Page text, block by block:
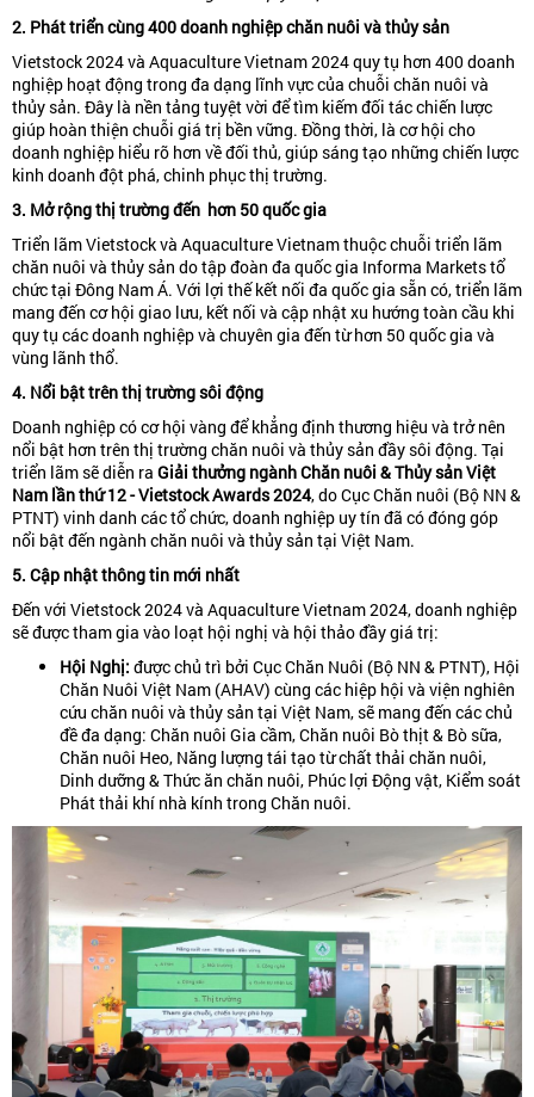
2. Phát triển cùng 400 doanh nghiệp chăn nuôi và thủy sản
Vietstock 2024 và Aquaculture Vietnam 2024 quy tụ hơn 400 doanh
nghiệp hoạt động trong đa dạng lĩnh vực của chuỗi chăn nuôi và
thủy sản. Đây là nền tảng tuyệt vời để tìm kiếm đối tác chiến lược
giúp hoàn thiện chuỗi giá trị bền vững. Đồng thời, là cơ hội cho
doanh nghiệp hiểu rõ hơn về đối thủ, giúp sáng tạo những chiến lược
kinh doanh đột phá, chinh phục thị trường.
3. Mở rộng thị trường đến hơn 50 quốc gia
Triển lãm Vietstock và Aquaculture Vietnam thuộc chuỗi triển lãm
chăn nuôi và thủy sản do tập đoàn đa quốc gia Informa Markets tổ
chức tại Đông Nam Á. Với lợi thế kết nối đa quốc gia sẵn có, triển lãm
mang đến cơ hội giao lưu, kết nối và cập nhật xu hướng toàn cầu khi
quy tụ các doanh nghiệp và chuyên gia đến từ hơn 50 quốc gia và
vùng lãnh thổ.
4. Nổi bật trên thị trường sôi động
Doanh nghiệp có cơ hội vàng để khẳng định thương hiệu và trở nên
nổi bật hơn trên thị trường chăn nuôi và thủy sản đầy sôi động. Tại
triển lãm sẽ diễn ra Giải thưởng ngành Chăn nuôi & Thủy sản Việt
Nam lần thứ 12 - Vietstock Awards 2024, do Cục Chăn nuôi (Bộ NN &
PTNT) vinh danh các tổ chức, doanh nghiệp uy tín đã có đóng góp
nổi bật đến ngành chăn nuôi và thủy sản tại Việt Nam.
5. Cập nhật thông tin mới nhất
Đến với Vietstock 2024 và Aquaculture Vietnam 2024, doanh nghiệp
sẽ được tham gia vào loạt hội nghị và hội thảo đầy giá trị:
Hội Nghị: được chủ trì bởi Cục Chăn Nuôi (Bộ NN & PTNT), Hội
Chăn Nuôi Việt Nam (AHAV) cùng các hiệp hội và viện nghiên
cứu chăn nuôi và thủy sản tại Việt Nam, sẽ mang đến các chủ
đề đa dạng: Chăn nuôi Gia cầm, Chăn nuôi Bò thịt & Bò sữa,
Chăn nuôi Heo, Năng lượng tái tạo từ chất thải chăn nuôi,
Dinh dưỡng & Thức ăn chăn nuôi, Phúc lợi Động vật, Kiểm soát
Phát thải khí nhà kính trong Chăn nuôi.